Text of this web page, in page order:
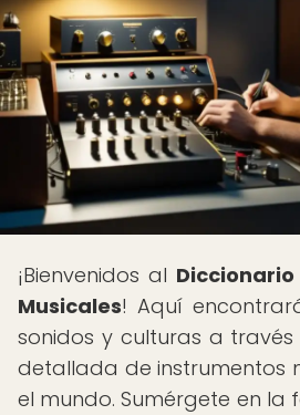
¡Bienvenidos al
Musicales! Aquí
sonidos y culturas a
detallada de instrumentos
el mundo. Sumérgete en la